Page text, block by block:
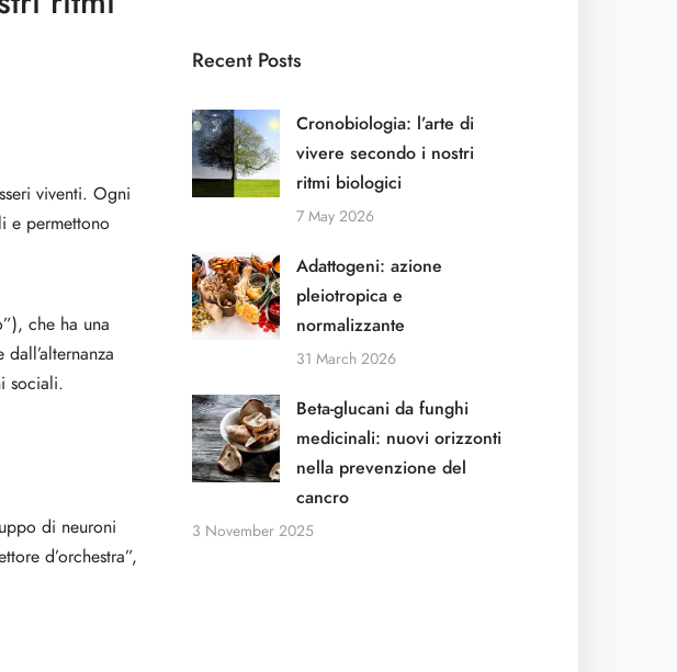
viventi. Ogni
e permettono
che ha una
sociali.
di neuroni
d’orchestra”,
Recent Posts
Cronobiologia: l’arte di
vivere secondo i nostri
ritmi biologici
7 May 2026
Adattogeni: azione
pleiotropica e
normalizzante
31 March 2026
Beta-glucani da funghi
medicinali: nuovi orizzonti
nella prevenzione del
cancro
3 November 2025